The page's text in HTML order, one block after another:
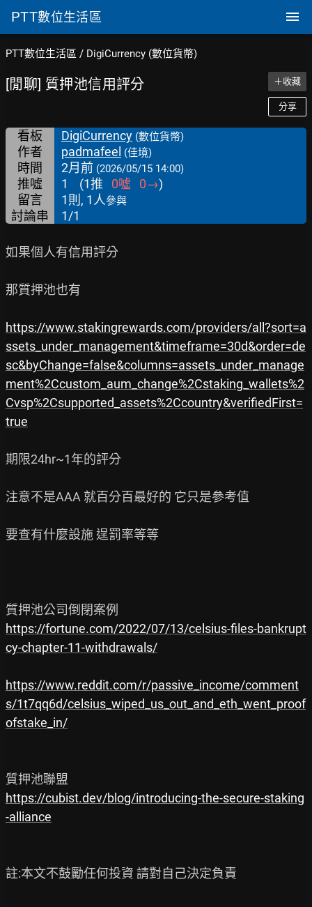
PTT數位生活區
PTT數位生活區 / DigiCurrency (數位貨幣)
[閒聊] 質押池信用評分 ＋收藏
分享
看板 DigiCurrency (數位貨幣)
作者 padmafeel (佳境)
時間 2月前 (2026/05/15 14:00)
推噓 1 (1推 0噓 0→)
留言
1則, 1人參與
討論串 1/1
如果個人有信用評分
那質押池也有
https://www.stakingrewards.com/providers/all?sort=a
ssets_under_management&timeframe=30d&order=de
sc&byChange=false&columns=assets_under_manage
ment%2Ccustom_aum_change%2Cstaking_wallets%2
Cvsp%2Csupported_assets%2Ccountry&verifiedFirst=
true
期限24hr~1年的評分
注意不是AAA 就百分百最好的 它只是參考值
要查有什麼設施 逞罰率等等
https://fortune.com/2022/07/13/celsius-files-bankrupt
cy-chapter-11-withdrawals/
https://www.reddit.com/r/passive_income/comment
s/1t7qq6d/celsius_wiped_us_out_and_eth_went_proof
ofstake_in/
https://cubist.dev/blog/introducing-the-secure-staking
-alliance
註:本文不鼓勵任何投資 請對自己決定負責